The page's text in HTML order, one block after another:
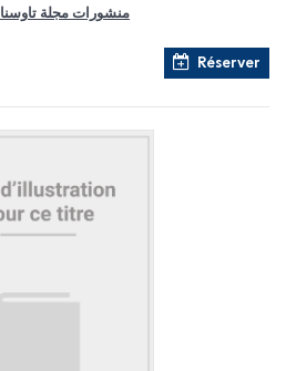
منشورات مجلة تاوسنا
Réserver